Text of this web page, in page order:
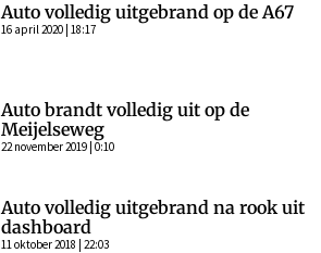
Auto volledig uitgebrand op de A67
16 april 2020 | 18:17
Auto brandt volledig uit op de
Meijelseweg
22 november 2019 | 0:10
Auto volledig uitgebrand na rook uit
dashboard
11 oktober 2018 | 22:03